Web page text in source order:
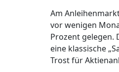
Am
vor wenigen
Prozent gelegen.
eine klassische
Trost für